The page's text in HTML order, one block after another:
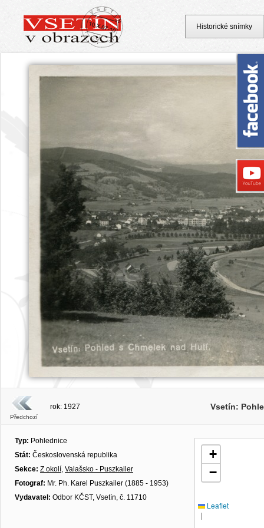
Předchozí
rok: 1927 Vsetín:
Typ: Pohlednice
Stát: Československá republika
Sekce: Z okolí, Valašsko - Puszkailer
Fotograf: Mr. Ph. Karel Puszkailer (1885 - 1953)
Vydavatel: Odbor KČST, Vsetín, č. 11710
+
−
Leaflet
|
Historické snímky